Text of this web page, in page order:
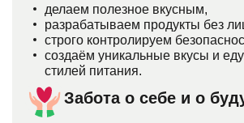
делаем полезное вкусным,
разрабатываем продукты без
строго контролируем
создаём уникальные вкусы и
стилей питания.
Забота о себе и о